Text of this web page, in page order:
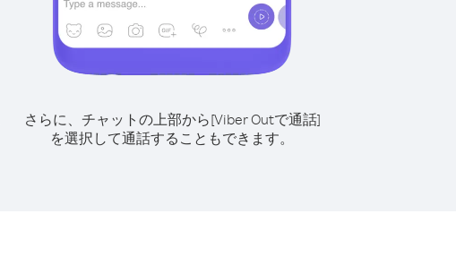
さらに、チャットの上部から[Viber Outで通話]
を選択して通話することもできます。